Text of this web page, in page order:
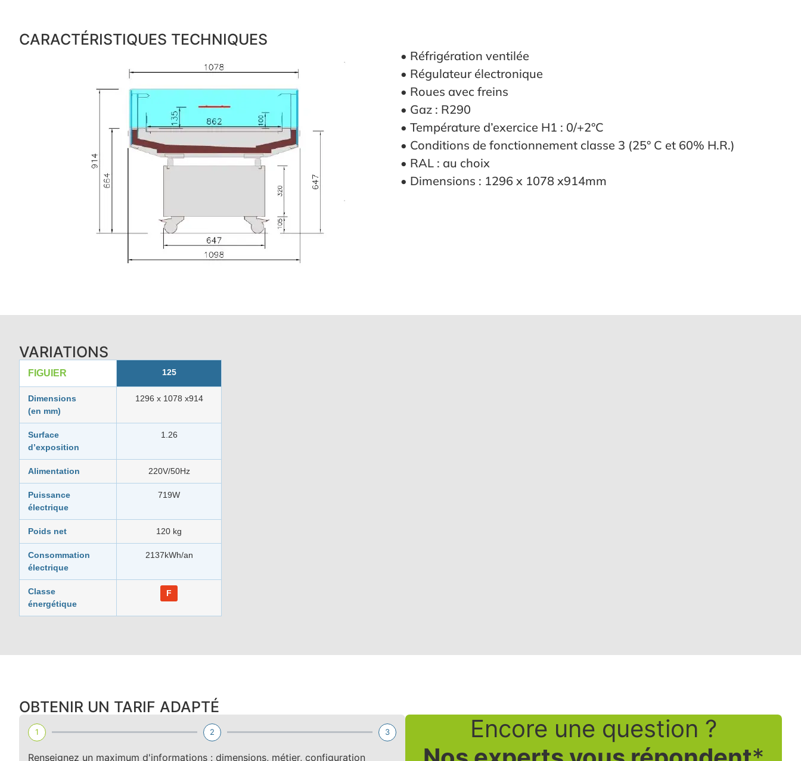
CARACTÉRISTIQUES TECHNIQUES
• Réfrigération ventilée
• Régulateur électronique
• Roues avec freins
• Gaz : R290
• Température d’exercice H1 : 0/+2°C
• Conditions de fonctionnement classe 3 (25° C et 60% H.R.)
• RAL : au choix
• Dimensions : 1296 x 1078 x914mm
VARIATIONS
FIGUIER 125
Dimensions
(en mm)
1296 x 1078 x914
Surface
d’exposition
1.26
Alimentation 220V/50Hz
Puissance
électrique
719W
Poids net 120 kg
Consommation
électrique
2137kWh/an
Classe
énergétique
F
OBTENIR UN TARIF ADAPTÉ
1 2 3
Renseignez un maximum d'informations : dimensions, métier, configuration
Encore une question ?